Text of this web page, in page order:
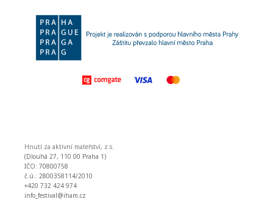
Hnutí za aktivní mateřství, z.s.
(Dlouhá 27, 110 00 Praha 1)
IČO: 70800758
č.ú.: 2800358114/2010
+420 732 424 974
info_festival@iham.cz